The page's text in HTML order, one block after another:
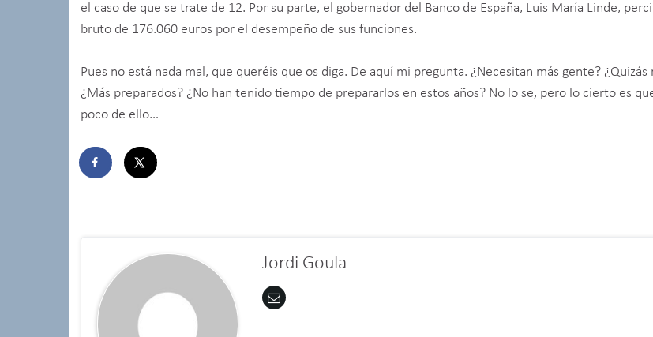
el caso de que se trate de 12. Por su parte, el gobernador del Banco de España, Luis María Linde,
bruto de 176.060 euros por el desempeño de sus funciones.
Pues no está nada mal, que queréis que os diga. De aquí mi pregunta. ¿Necesitan más gente?
¿Más preparados? ¿No han tenido tiempo de prepararlos en estos años? No lo se, pero lo cierto es
poco de ello…
Jordi Goula